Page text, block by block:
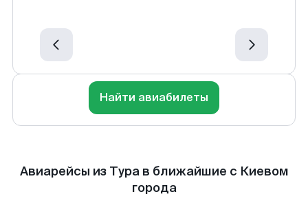
Найти авиабилеты
Авиарейсы из Тура в ближайшие с Киевом
города